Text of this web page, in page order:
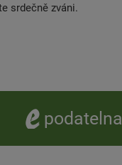
srdečně zváni.
e -podatelna